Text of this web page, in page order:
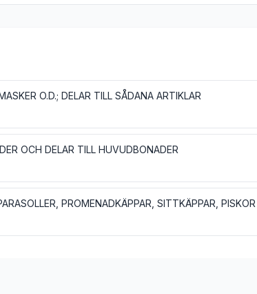
O.D.; DELAR TILL SÅDANA ARTIKLAR
OCH DELAR TILL HUVUDBONADER